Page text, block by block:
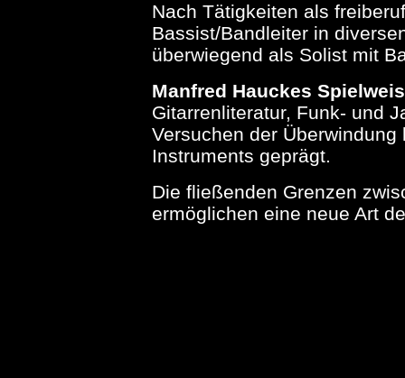
Nach Tätigkeiten als
Bassist/Bandleiter in
überwiegend als Solist mit
Manfred Hauckes
Gitarrenliteratur, Funk- und
Versuchen der
Instruments geprägt.
Die fließenden Grenzen
ermöglichen eine neue Art